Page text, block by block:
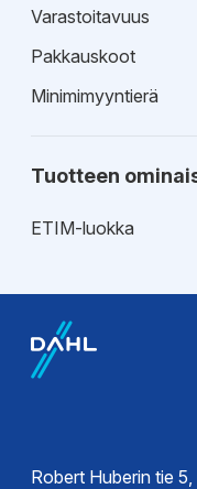
Varastoitavuus
Pakkauskoot
Minimimyyntierä
Tuotteen
ETIM-luokka
Robert Huberin tie